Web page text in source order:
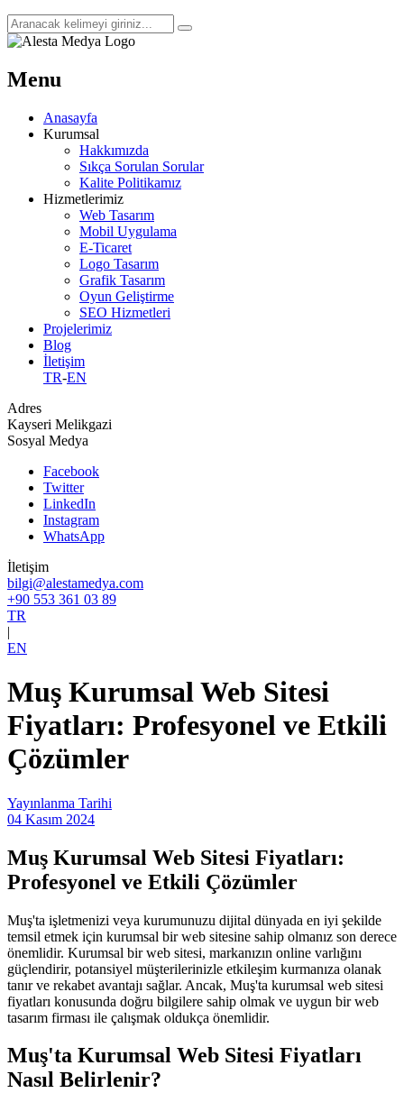
Menu
Anasayfa
Kurumsal
Hakkımızda
Sıkça Sorulan Sorular
Kalite Politikamız
Hizmetlerimiz
Web Tasarım
Mobil Uygulama
E-Ticaret
Logo Tasarım
Grafik Tasarım
Oyun Geliştirme
SEO Hizmetleri
Projelerimiz
Blog
İletişim
TR-EN
Adres
Kayseri Melikgazi
Sosyal Medya
Facebook
Twitter
LinkedIn
Instagram
WhatsApp
İletişim
bilgi@alestamedya.com
+90 553 361 03 89
TR
|
EN
Muş Kurumsal Web Sitesi
Fiyatları: Profesyonel ve Etkili
Çözümler
Yayınlanma Tarihi
04 Kasım 2024
Muş Kurumsal Web Sitesi Fiyatları:
Profesyonel ve Etkili Çözümler
Muş'ta işletmenizi veya kurumunuzu dijital dünyada en iyi şekilde
temsil etmek için kurumsal bir web sitesine sahip olmanız son derece
önemlidir. Kurumsal bir web sitesi, markanızın online varlığını
güçlendirir, potansiyel müşterilerinizle etkileşim kurmanıza olanak
tanır ve rekabet avantajı sağlar. Ancak, Muş'ta kurumsal web sitesi
fiyatları konusunda doğru bilgilere sahip olmak ve uygun bir web
tasarım firması ile çalışmak oldukça önemlidir.
Muş'ta Kurumsal Web Sitesi Fiyatları
Nasıl Belirlenir?